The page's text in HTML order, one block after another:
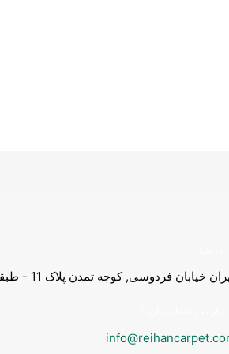
خیابان فردوسی, کوچه تمدن پلاک 11 - طبقه 2 - واحد8